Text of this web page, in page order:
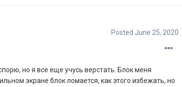
Posted June 25, 2020
но я все еще учусь верстать. Блок меня
экране блок ломается, как этого избежать, но